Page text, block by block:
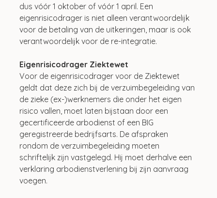
dus vóór 1 oktober of vóór 1 april. Een
eigenrisicodrager is niet alleen verantwoordelijk
voor de betaling van de uitkeringen, maar is ook
verantwoordelijk voor de re-integratie.
Eigenrisicodrager Ziektewet
Voor de eigenrisicodrager voor de Ziektewet
geldt dat deze zich bij de verzuimbegeleiding van
de zieke (ex-)werknemers die onder het eigen
risico vallen, moet laten bijstaan door een
gecertificeerde arbodienst of een BIG
geregistreerde bedrijfsarts. De afspraken
rondom de verzuimbegeleiding moeten
schriftelijk zijn vastgelegd. Hij moet derhalve een
verklaring arbodienstverlening bij zijn aanvraag
voegen.